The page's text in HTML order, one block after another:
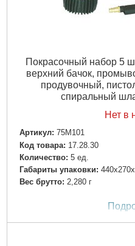
Покрасочный набор 5
верхний бачок,
продувочный,
спиральный
Нет в
Артикул: 75M101
Код товара: 17.28.30
Количество: 5 ед.
Габариты упаковки:
Вес брутто: 2,280 г